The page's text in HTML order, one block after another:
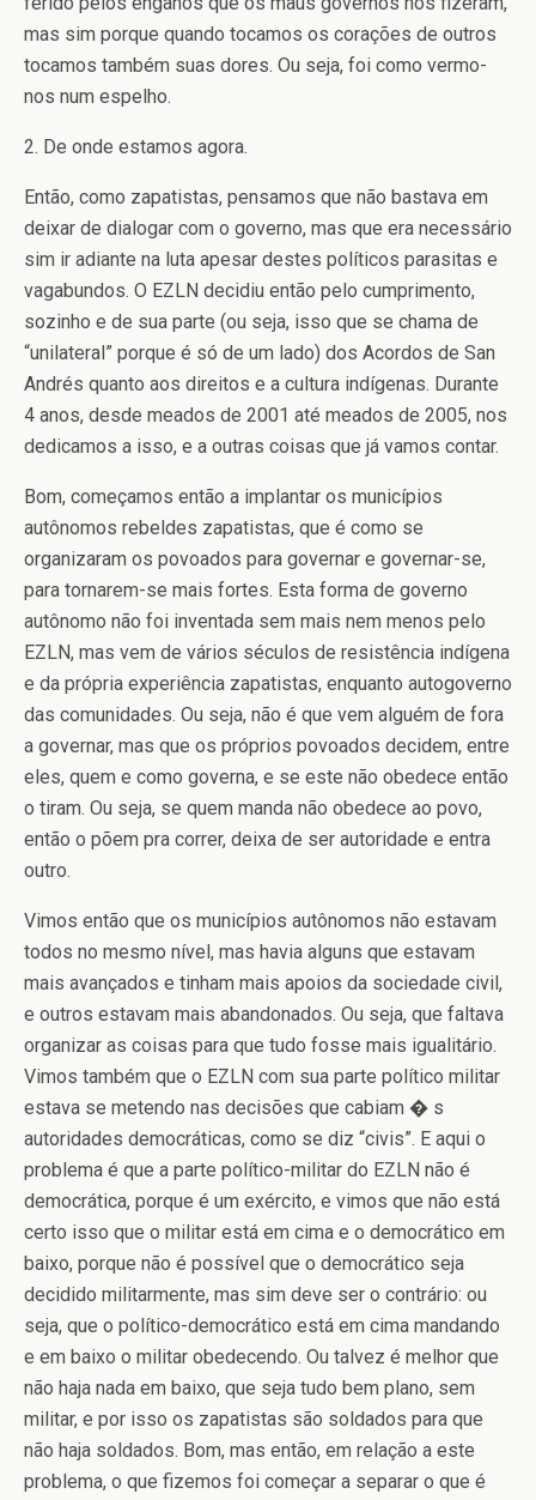
mas sim porque quando tocamos os corações de outros
tocamos também suas dores. Ou seja, foi como vermo-
nos num espelho.
2. De onde estamos agora.
Então, como zapatistas, pensamos que não bastava em
deixar de dialogar com o governo, mas que era necessário
sim ir adiante na luta apesar destes políticos parasitas e
vagabundos. O EZLN decidiu então pelo cumprimento,
sozinho e de sua parte (ou seja, isso que se chama de
“unilateral” porque é só de um lado) dos Acordos de San
Andrés quanto aos direitos e a cultura indígenas. Durante
4 anos, desde meados de 2001 até meados de 2005, nos
dedicamos a isso, e a outras coisas que já vamos contar.
Bom, começamos então a implantar os municípios
autônomos rebeldes zapatistas, que é como se
organizaram os povoados para governar e governar-se,
para tornarem-se mais fortes. Esta forma de governo
autônomo não foi inventada sem mais nem menos pelo
EZLN, mas vem de vários séculos de resistência indígena
e da própria experiência zapatistas, enquanto autogoverno
das comunidades. Ou seja, não é que vem alguém de fora
a governar, mas que os próprios povoados decidem, entre
eles, quem e como governa, e se este não obedece então
o tiram. Ou seja, se quem manda não obedece ao povo,
então o põem pra correr, deixa de ser autoridade e entra
outro.
Vimos então que os municípios autônomos não estavam
todos no mesmo nível, mas havia alguns que estavam
mais avançados e tinham mais apoios da sociedade civil,
e outros estavam mais abandonados. Ou seja, que faltava
organizar as coisas para que tudo fosse mais igualitário.
Vimos também que o EZLN com sua parte político militar
estava se metendo nas decisões que cabiam � s
autoridades democráticas, como se diz “civis”. E aqui o
problema é que a parte político-militar do EZLN não é
democrática, porque é um exército, e vimos que não está
certo isso que o militar está em cima e o democrático em
baixo, porque não é possível que o democrático seja
decidido militarmente, mas sim deve ser o contrário: ou
seja, que o político-democrático está em cima mandando
e em baixo o militar obedecendo. Ou talvez é melhor que
não haja nada em baixo, que seja tudo bem plano, sem
militar, e por isso os zapatistas são soldados para que
não haja soldados. Bom, mas então, em relação a este
problema, o que fizemos foi começar a separar o que é